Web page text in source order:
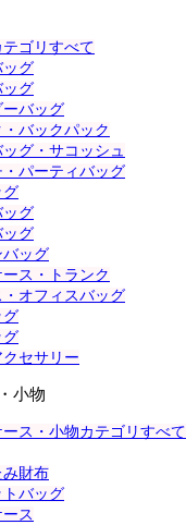
ゴリすべて
ッグ
ッグ
ーバッグ
・バックパック
グ・サコッシュ
・パーティバッグ
グ
ッグ
ッグ
ッグ
ス・トランク
・オフィスバッグ
グ
グ
セサリー
小物
ース・小物カテゴリすべて
財布
トバッグ
ス